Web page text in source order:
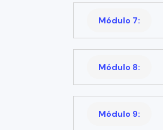
Módulo 7:
Módulo 8:
Módulo 9: